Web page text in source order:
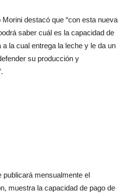
saber cuál es la capacidad de
la cual entrega la leche y le da un
su producción y
muestra la capacidad de pago de
orientativos. Contiene los